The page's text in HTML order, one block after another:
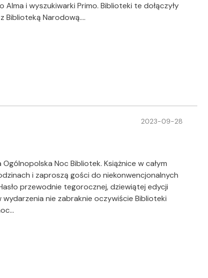
i wyszukiwarki Primo. Biblioteki te dołączyły
Biblioteką Narodową.…
2023-09-28
Noc Bibliotek. Książnice w całym
i zaproszą gości do niekonwencjonalnych
przewodnie tegorocznej, dziewiątej edycji
nie zabraknie oczywiście Biblioteki